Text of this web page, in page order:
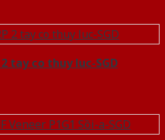
tay co thuy luc-SGD